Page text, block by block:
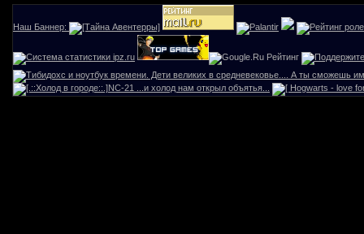
Наш Баннер: